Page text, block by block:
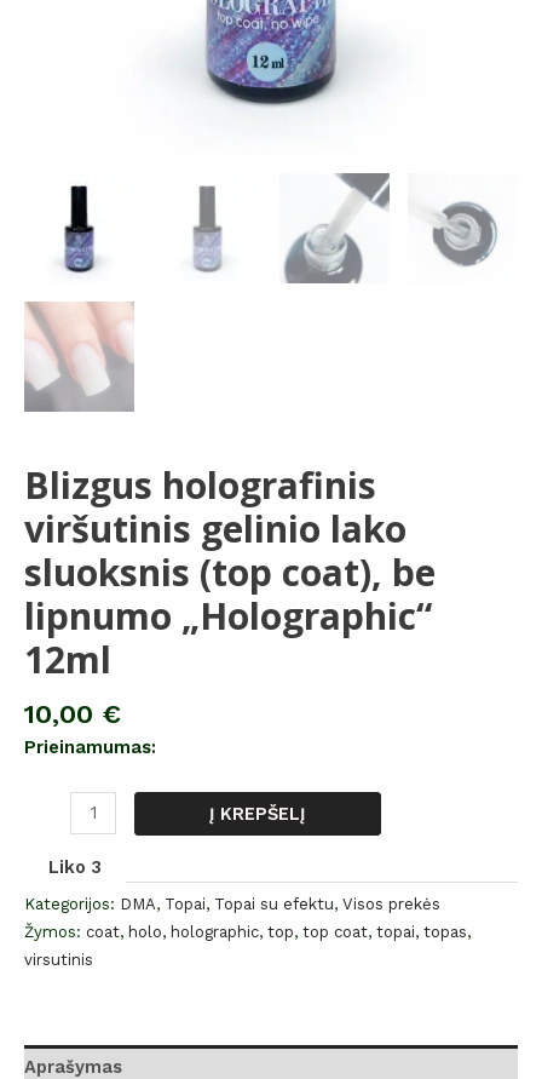
Blizgus holografinis
viršutinis gelinio lako
sluoksnis (top coat), be
lipnumo „Holographic“
12ml
10,00 €
Prieinamumas:
Į KREPŠELĮ
Liko 3
Kategorijos: DMA, Topai, Topai su efektu, Visos prekės
Žymos: coat, holo, holographic, top, top coat, topai, topas,
virsutinis
Aprašymas